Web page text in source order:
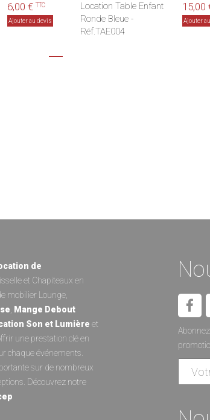
6,00 €TTC
Ajouter au devis
Location Table Enfant
Ronde Bleue -
Réf.TAE004
15,00
Ajouter
de
et Chapiteaux en
mobilier Lounge
Mange Debout
Son et Lumièreet
une prestation clé en
chaque événements.
sur de nombreux
Découvrez notre